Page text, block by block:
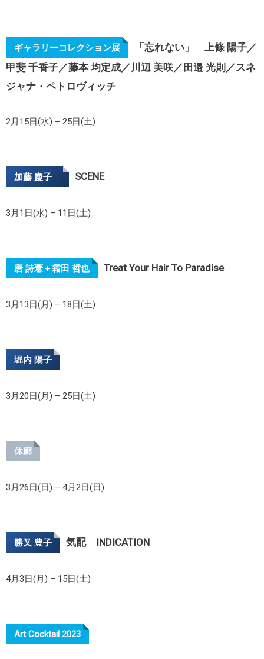
ギャラリーコレクション展 「忘れない」
上條 陽子／
甲斐 千香子／藤本 均定成／川辺 美咲／田邉 光則／スネ
ジャナ・ペトロヴィッチ
2月15日(水) – 25日(土)
加藤 慶子 SCENE
3月1日(水) – 11日(土)
唐 詩薏＋霜田 哲也 Treat Your Hair To Paradise
3月13日(月) – 18日(土)
堀内 陽子
3月20日(月) – 25日(土)
休廊
3月26日(日) – 4月2日(日)
勝又 豊子 気配 INDICATION
4月3日(月) – 15日(土)
Art Cocktail 2023